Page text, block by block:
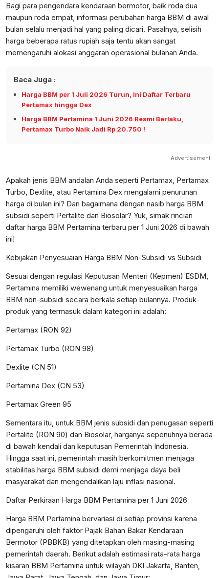
Bagi para pengendara kendaraan bermotor, baik roda dua
maupun roda empat, informasi perubahan harga BBM di awal
bulan selalu menjadi hal yang paling dicari. Pasalnya, selisih
harga beberapa ratus rupiah saja tentu akan sangat
memengaruhi alokasi anggaran operasional bulanan Anda.
Baca Juga :
Harga BBM per 1 Juli 2026 Turun, Ini Daftar Terbaru
Pertamax hingga Dex
Harga BBM Pertamina 1 Juni 2026 Resmi Berlaku,
Pertamax Turbo Naik Jadi Rp 20.750 !
Advertisement
Apakah jenis BBM andalan Anda seperti Pertamax, Pertamax
Turbo, Dexlite, atau Pertamina Dex mengalami penurunan
harga di bulan ini? Dan bagaimana dengan nasib harga BBM
subsidi seperti Pertalite dan Biosolar? Yuk, simak rincian
daftar harga BBM Pertamina terbaru per 1 Juni 2026 di bawah
ini!
Kebijakan Penyesuaian Harga BBM Non-Subsidi vs Subsidi
Sesuai dengan regulasi Keputusan Menteri (Kepmen) ESDM,
Pertamina memiliki wewenang untuk menyesuaikan harga
BBM non-subsidi secara berkala setiap bulannya. Produk-
produk yang termasuk dalam kategori ini adalah:
Pertamax (RON 92)
Pertamax Turbo (RON 98)
Dexlite (CN 51)
Pertamina Dex (CN 53)
Pertamax Green 95
Sementara itu, untuk BBM jenis subsidi dan penugasan seperti
Pertalite (RON 90) dan Biosolar, harganya sepenuhnya berada
di bawah kendali dan keputusan Pemerintah Indonesia.
Hingga saat ini, pemerintah masih berkomitmen menjaga
stabilitas harga BBM subsidi demi menjaga daya beli
masyarakat dan mengendalikan laju inflasi nasional.
Daftar Perkiraan Harga BBM Pertamina per 1 Juni 2026
Harga BBM Pertamina bervariasi di setiap provinsi karena
dipengaruhi oleh faktor Pajak Bahan Bakar Kendaraan
Bermotor (PBBKB) yang ditetapkan oleh masing-masing
pemerintah daerah. Berikut adalah estimasi rata-rata harga
kisaran BBM Pertamina untuk wilayah DKI Jakarta, Banten,